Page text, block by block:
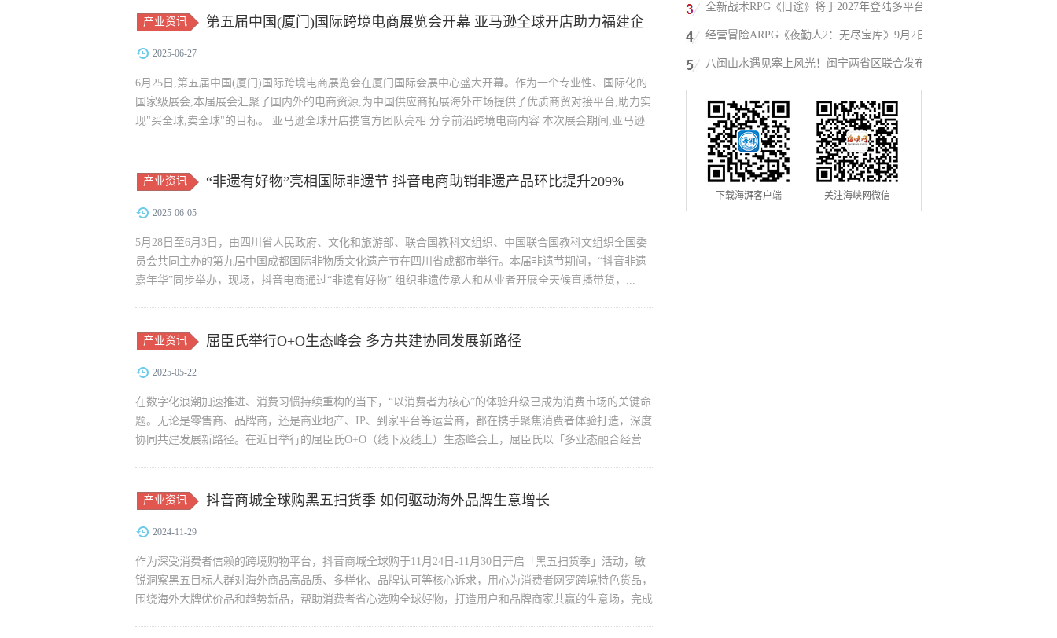
产业资讯
第五届中国(厦门)国际跨境电商展览会开幕 亚马逊全球开店助力福建企
业出海"卖全球"
2025-06-27
6月25日,第五届中国(厦门)国际跨境电商展览会在厦门国际会展中心盛大开幕。作为一个专业性、国际化的
国家级展会,本届展会汇聚了国内外的电商资源,为中国供应商拓展海外市场提供了优质商贸对接平台,助力实
现"买全球,卖全球"的目标。 亚马逊全球开店携官方团队亮相 分享前沿跨境电商内容 本次展会期间,亚马逊
产业资讯 “非遗有好物”亮相国际非遗节 抖音电商助销非遗产品环比提升209%
2025-06-05
5月28日至6月3日，由四川省人民政府、文化和旅游部、联合国教科文组织、中国联合国教科文组织全国委
员会共同主办的第九届中国成都国际非物质文化遗产节在四川省成都市举行。本届非遗节期间，“抖音非遗
嘉年华”同步举办，现场，抖音电商通过“非遗有好物” 组织非遗传承人和从业者开展全天候直播带货，...
产业资讯 屈臣氏举行O+O生态峰会 多方共建协同发展新路径
2025-05-22
在数字化浪潮加速推进、消费习惯持续重构的当下，“以消费者为核心”的体验升级已成为消费市场的关键命
题。无论是零售商、品牌商，还是商业地产、IP、到家平台等运营商，都在携手聚焦消费者体验打造，深度
协同共建发展新路径。在近日举行的屈臣氏O+O（线下及线上）生态峰会上，屈臣氏以「多业态融合经营
产业资讯 抖音商城全球购黑五扫货季 如何驱动海外品牌生意增长
2024-11-29
作为深受消费者信赖的跨境购物平台，抖音商城全球购于11月24日-11月30日开启「黑五扫货季」活动，敏
锐洞察黑五目标人群对海外商品高品质、多样化、品牌认可等核心诉求，用心为消费者网罗跨境特色货品，
围绕海外大牌优价品和趋势新品，帮助消费者省心选购全球好物，打造用户和品牌商家共赢的生意场，完成
都的半开放区域
全新战术RPG《旧途》将于2027年登陆多平台
经营冒险ARPG《夜勤人2：无尽宝库》9月2日
发售
八闽山水遇见塞上风光！闽宁两省区联合发布
12条地理标志文旅路线
下载海湃客户端 关注海峡网微信